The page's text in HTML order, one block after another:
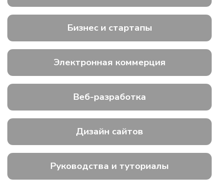
Бизнес и стартапы
Электронная коммерция
Веб-разработка
Дизайн сайтов
Руководства и туториалы